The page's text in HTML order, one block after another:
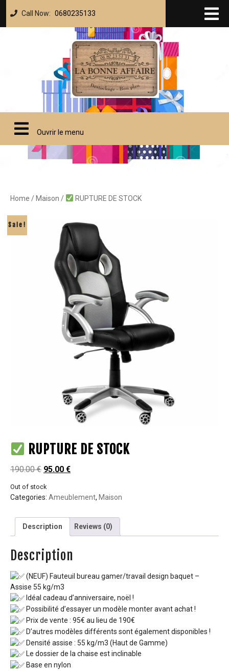
Call Now: 0680235133
Ouvrir le menu
Home / Maison / RUPTURE DE STOCK
Sale!
RUPTURE DE STOCK
190.00€ 95.00 €
Out of stock
Categories: Ameublement, Maison
Description Reviews (0)
Description
(NEUF) Fauteuil bureau gamer/travail design baquet –
Assise 55 kg/m3
Idéal cadeau d’anniversaire, noël !
Possibilité d’essayer un modèle monter avant achat !
Prix de vente : 95€ au lieu de 190€
D’autres modèles différents sont également disponibles !
Densité assise : 55 kg/m3 (Haut de Gamme)
Le dossier de la chaise est inclinable
Base en nylon